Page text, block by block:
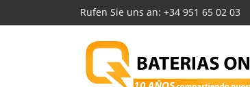
Rufen Sie uns an: +34 951 65 02 03